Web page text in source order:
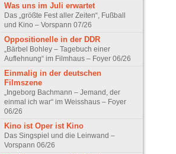
Was uns im Juli erwartet
Das „größte Fest aller Zeiten“, Fußball
und Kino – Vorspann 07/26
Oppositionelle in der DDR
„Bärbel Bohley – Tagebuch einer
Auflehnung“ im Filmhaus – Foyer 06/26
Einmalig in der deutschen
Filmszene
„Ingeborg Bachmann – Jemand, der
einmal ich war“ im Weisshaus – Foyer
06/26
Kino ist Oper ist Kino
Das Singspiel und die Leinwand –
Vorspann 06/26